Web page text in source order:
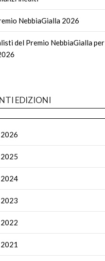
NebbiaGialla 2026
del Premio NebbiaGialla per
EDIZIONI
2024